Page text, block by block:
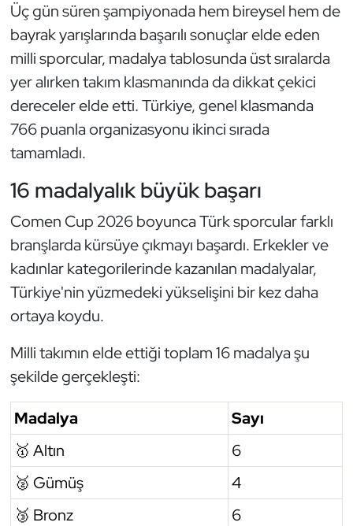
Üç gün süren şampiyonada hem bireysel hem de
bayrak yarışlarında başarılı sonuçlar elde eden
milli sporcular, madalya tablosunda üst sıralarda
yer alırken takım klasmanında da dikkat çekici
dereceler elde etti. Türkiye, genel klasmanda
766 puanla organizasyonu ikinci sırada
tamamladı.
16 madalyalık büyük başarı
Comen Cup 2026 boyunca Türk sporcular farklı
branşlarda kürsüye çıkmayı başardı. Erkekler ve
kadınlar kategorilerinde kazanılan madalyalar,
Türkiye'nin yüzmedeki yükselişini bir kez daha
ortaya koydu.
Milli takımın elde ettiği toplam 16 madalya şu
şekilde gerçekleşti:
Madalya
Sayı
🥇 Altın
6
🥈 Gümüş
4
🥉 Bronz
6
Hava Sporları
Hentbol
İşitme Engelli Sporcular
Judo ve Kuraş
Kano ve Rafting
Karate
Kayak
Kempo
Kick Boks
Kürek
Masa Tenisi
Modern Pentatlon
Motor Sporları